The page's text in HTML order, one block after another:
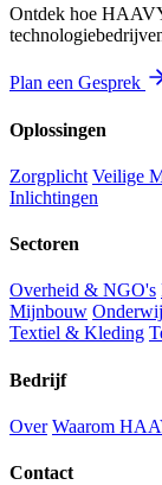
Ontdek hoe
Plan een Gesprek
Oplossingen
Zorgplicht Veilige
Inlichtingen
Sectoren
Overheid & NGO's
Mijnbouw
Textiel & Kleding
Bedrijf
Over Waarom
Contact